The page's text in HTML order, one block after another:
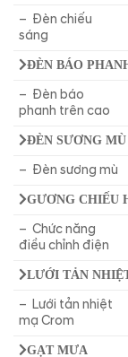
– Đèn chiếu
sáng
ĐÈN BÁO
– Đèn báo
phanh trên cao
ĐÈN SƯƠNG MÙ
– Đèn sương mù
GƯƠNG CHIẾU
– Chức năng
điều chỉnh điện
LƯỚI TẢN
– Lưới tản nhiệt
mạ Crom
GẠT MƯA